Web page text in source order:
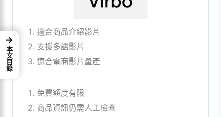
適合商品介紹影片
支援多語影片
適合電商影片量產
免費額度有限
商品資訊仍需人工檢查
→
本文目錄